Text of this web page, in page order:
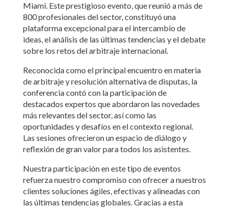
Miami. Este prestigioso evento, que reunió a más de
800 profesionales del sector, constituyó una
plataforma excepcional para el intercambio de
ideas, el análisis de las últimas tendencias y el debate
sobre los retos del arbitraje internacional.
Reconocida como el principal encuentro en materia
de arbitraje y resolución alternativa de disputas, la
conferencia contó con la participación de
destacados expertos que abordaron las novedades
más relevantes del sector, así como las
oportunidades y desafíos en el contexto regional.
Las sesiones ofrecieron un espacio de diálogo y
reflexión de gran valor para todos los asistentes.
Nuestra participación en este tipo de eventos
refuerza nuestro compromiso con ofrecer a nuestros
clientes soluciones ágiles, efectivas y alineadas con
las últimas tendencias globales. Gracias a esta